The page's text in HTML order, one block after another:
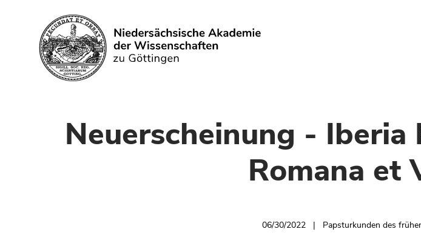
Search
Neuerscheinung -
Romana et
06/30/2022 Papsturkunden des